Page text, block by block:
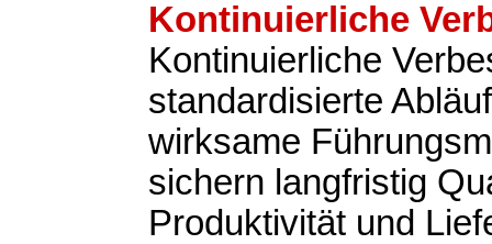
Kontinuierliche
Kontinuierliche
standardisierte
wirksame
sichern langfristig
Produktivität und